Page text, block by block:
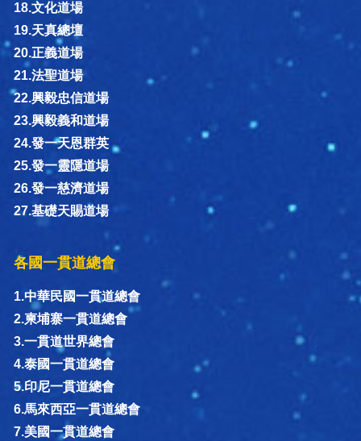
18.文化道場
19.天真總壇
20.正義道場
21.法聖道場
22.興毅忠信道場
23.興毅義和道場
24.發一天恩群英
25.發一靈隱道場
26.發一慈濟道場
27.基礎天賜道場
各國一貫道總會
1.中華民國一貫道總會
2.柬埔寨一貫道總會
3.一貫道世界總會
4.泰國一貫道總會
5.印尼一貫道總會
6.馬來西亞一貫道總會
7.美國一貫道總會